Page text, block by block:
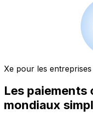
Xe pour les entreprises
Les paiements
mondiaux